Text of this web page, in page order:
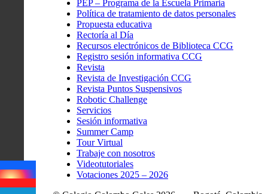
PEP – Programa de la Escuela Primaria
Política de tratamiento de datos personales
Propuesta educativa
Rectoría al Día
Recursos electrónicos de Biblioteca CCG
Registro sesión informativa CCG
Revista
Revista de Investigación CCG
Revista Puntos Suspensivos
Robotic Challenge
Servicios
Sesión informativa
Summer Camp
Tour Virtual
Trabaje con nosotros
Videotutoriales
Votaciones 2025 – 2026